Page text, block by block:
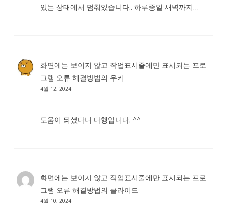
있는 상태에서 멈춰있습니다.. 하루종일 새벽까지…
화면에는 보이지 않고 작업표시줄에만 표시되는 프로
그램 오류 해결방법의 우키
4월 12, 2024
도움이 되셨다니 다행입니다. ^^
화면에는 보이지 않고 작업표시줄에만 표시되는 프로
그램 오류 해결방법의 클라이드
4월 10, 2024